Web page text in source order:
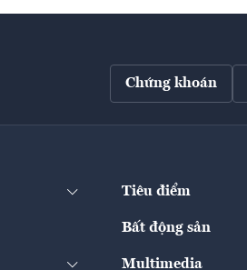
Chứng khoán
Tiêu điểm
Bất động sản
Multimedia